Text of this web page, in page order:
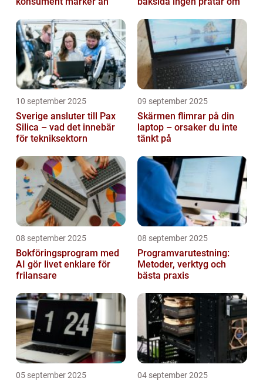
10 september 2025
Sverige ansluter till Pax
Silica – vad det innebär
för tekniksektorn
09 september 2025
Skärmen flimrar på din
laptop – orsaker du inte
tänkt på
08 september 2025
Bokföringsprogram med
AI gör livet enklare för
frilansare
08 september 2025
Programvarutestning:
Metoder, verktyg och
bästa praxis
05 september 2025 04 september 2025